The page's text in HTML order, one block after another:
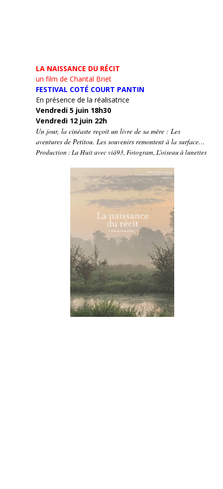
LA NAISSANCE DU RÉCIT
un film de Chantal Briet
FESTIVAL COTÉ COURT PANTIN
En présence de la réalisatrice
Vendredi 5 juin 18h30
Vendredi 12 juin 22h
Un jour, la cinéaste reçoit un livre de sa mère : Les
aventures de Petitou. Les souvenirs remontent à la surface…
Production : La Huit avec vià93, Fotogram, L’oiseau à lunettes